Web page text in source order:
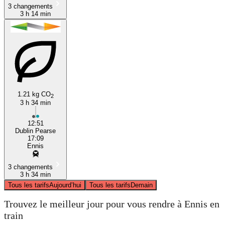
3 changements
3 h 14 min
1.21 kg CO2
3 h 34 min
12:51
Dublin Pearse
17:09
Ennis
3 changements
3 h 34 min
Tous les tarifsAujourd’hui Tous les tarifsDemain
Trouvez le meilleur jour pour vous rendre à Ennis en
train